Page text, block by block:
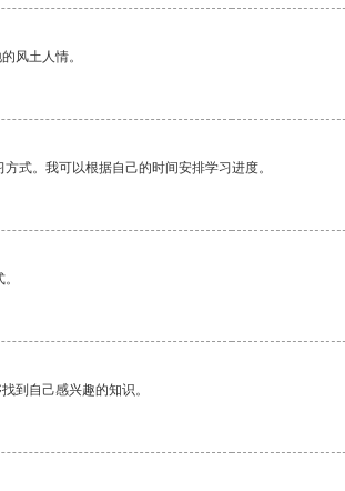
风土人情。
式。我可以根据自己的时间安排学习进度。
到自己感兴趣的知识。